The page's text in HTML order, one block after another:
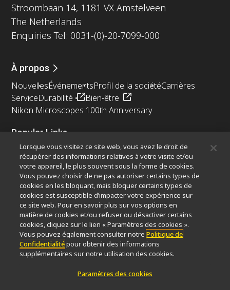
Stroombaan 14, 1181 VX Amstelveen
The Netherlands
Enquiries Tel: 0031-(0)-20-7099-000
À propos
NouvellesÉvénementsProfil de la sociétéCarrières
ServiceDurabilité
Bien-être
Nikon Microscopes 100th Anniversary
Popular Links
Dernières nouvelles et actualitésSélecteur d’objectifs
Resolution CalculatorPubScopeOEM
Nikon Small World
MicroscopyU
Autres Produits Nikon
Produits d'imagerie
Microscopie industrielle et métrologie
Systèmes de lithographie à semi-conducteurs
Systèmes de lithographie à FPD
Lorsque vous visitez ce site web, vous avez le droit de
récupérer des informations relatives à votre visite et/ou
votre appareil, le plus souvent sous la forme de cookies.
Vous pouvez choisir de ne pas autoriser certains types de
cookies en les bloquant, mais bloquer certains types de
cookies est susceptible d’impacter votre expérience sur
ce site web. Pour en savoir plus sur vos options en
matière de cookies et/ou refuser ou désactiver certains
cookies, cliquez sur le lien « Paramètres des cookies ».
Vous pouvez également consulter notrePolitique de
Confidentialitépour obtenir des informations
supplémentaires sur notre utilisation des cookies.
Paramètres des cookies